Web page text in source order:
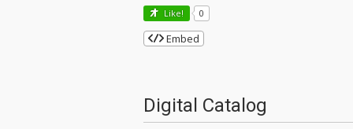
Like! 0
Embed
Digital Catalog